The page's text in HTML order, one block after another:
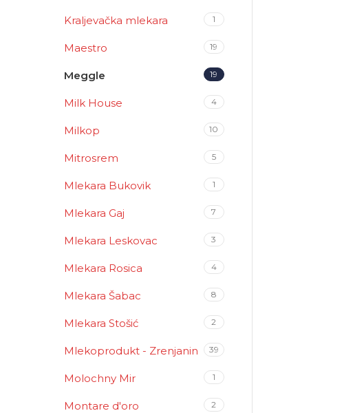
Kraljevačka mlekara 1
Maestro 19
Meggle 19
Milk House 4
Milkop 10
Mitrosrem 5
Mlekara Bukovik 1
Mlekara Gaj 7
Mlekara Leskovac 3
Mlekara Rosica 4
Mlekara Šabac 8
Mlekara Stošić 2
Mlekoprodukt - Zrenjanin 39
Molochny Mir 1
Montare d'oro 2